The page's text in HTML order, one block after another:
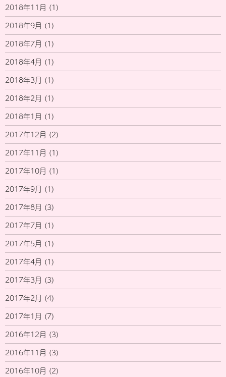
2018年11月 (1)
2018年9月 (1)
2018年7月 (1)
2018年4月 (1)
2018年3月 (1)
2018年2月 (1)
2018年1月 (1)
2017年12月 (2)
2017年11月 (1)
2017年10月 (1)
2017年9月 (1)
2017年8月 (3)
2017年7月 (1)
2017年5月 (1)
2017年4月 (1)
2017年3月 (3)
2017年2月 (4)
2017年1月 (7)
2016年12月 (3)
2016年11月 (3)
2016年10月 (2)